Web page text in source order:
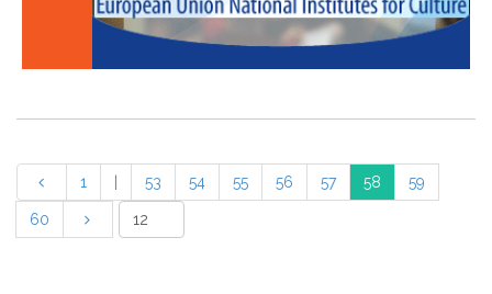
1 53 54 55 56 57 58 59
60